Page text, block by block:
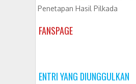
Penetapan Hasil Pilkada
FANSPAGE
ENTRI YANG DIUNGGULKAN